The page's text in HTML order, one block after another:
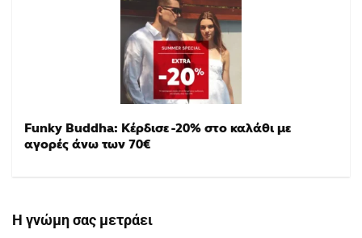
Funky Buddha: Κέρδισε -20% στο καλάθι με
αγορές άνω των 70€
Η γνώμη σας μετράει